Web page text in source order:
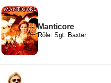
Manticore
Rôle: Sgt. Baxter